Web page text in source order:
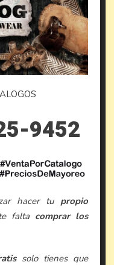
9452
hacer tu propio
falta comprar los
solo tienes que